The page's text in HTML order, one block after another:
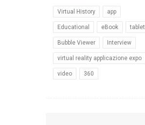
Virtual History app
Educational eBook tablet
Bubble Viewer Interview
virtual reality applicazione expo
video 360